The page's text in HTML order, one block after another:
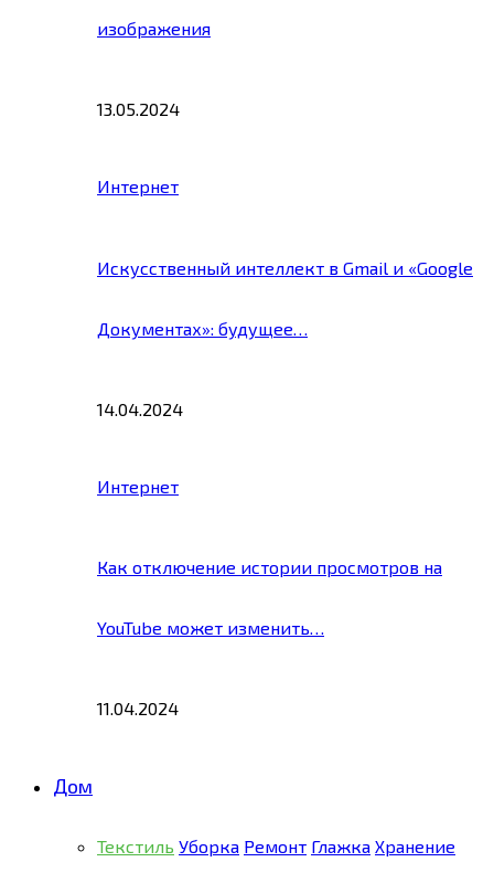
изображения
13.05.2024
Интернет
Искусственный интеллект в Gmail и «Google
Документах»: будущее…
14.04.2024
Интернет
Как отключение истории просмотров на
YouTube может изменить…
11.04.2024
Дом
Текстиль Уборка Ремонт Глажка Хранение